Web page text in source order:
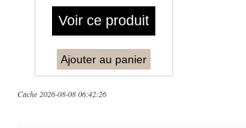
Voir ce produit
Ajouter au panier
Cache 2026-08-08 06:42:26